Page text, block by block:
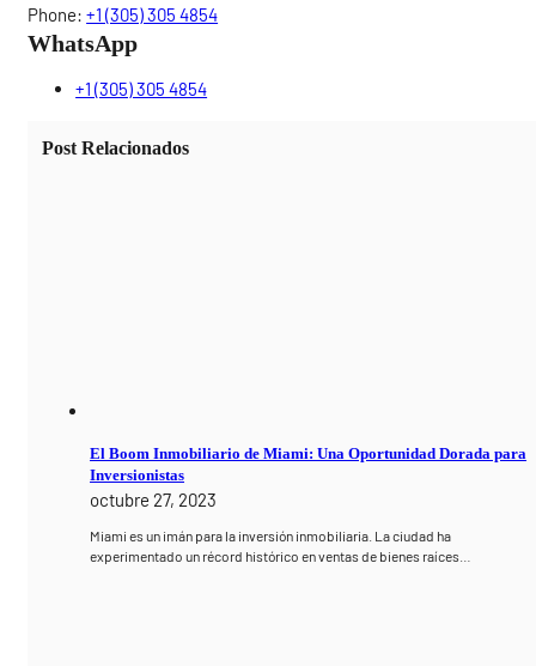
Phone: +1 (305) 305 4854
WhatsApp
+1 (305) 305 4854
Post Relacionados
El Boom Inmobiliario de Miami: Una Oportunidad Dorada para
Inversionistas
octubre 27, 2023
Miami es un imán para la inversión inmobiliaria. La ciudad ha
experimentado un récord histórico en ventas de bienes raíces…